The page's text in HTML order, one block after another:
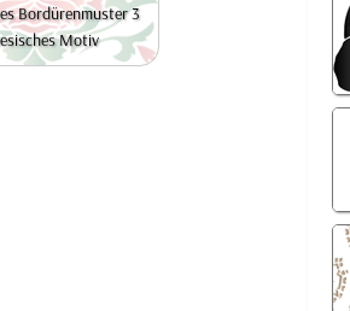
Bordürenmuster 3
Motiv